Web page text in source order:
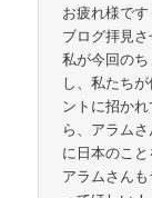
お疲れ様です
ブログ拝見
私が今回の
し、私たち
ントに招か
ら、アラム
に日本のこ
アラムさん